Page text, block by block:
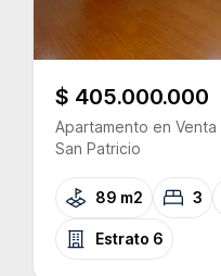
$ 405.000.000
Apartamento en Venta
San Patricio
89 m2 3
Estrato 6